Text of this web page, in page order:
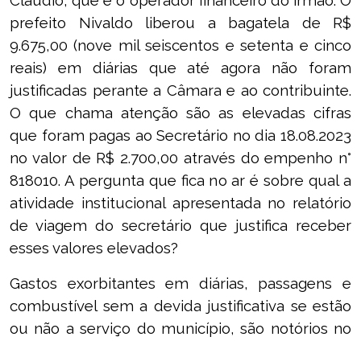
prefeito Nivaldo liberou a bagatela de R$
9.675,00 (nove mil seiscentos e setenta e cinco
reais) em diárias que até agora não foram
justificadas perante a Câmara e ao contribuinte.
O que chama atenção são as elevadas cifras
que foram pagas ao Secretário no dia 18.08.2023
no valor de R$ 2.700,00 através do empenho n°
818010. A pergunta que fica no ar é sobre qual a
atividade institucional apresentada no relatório
de viagem do secretário que justifica receber
esses valores elevados?
Gastos exorbitantes em diárias, passagens e
combustível sem a devida justificativa se estão
ou não a serviço do município, são notórios no